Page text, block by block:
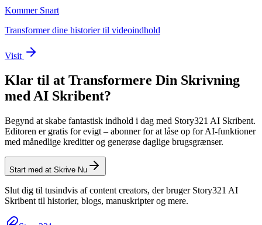
Kommer Snart
Transformer dine historier til videoindhold
Visit
Klar til at Transformere Din Skrivning
med AI Skribent?
Begynd at skabe fantastisk indhold i dag med Story321 AI Skribent.
Editoren er gratis for evigt – abonner for at låse op for AI-funktioner
med månedlige kreditter og generøse daglige brugsgrænser.
Start med at Skrive Nu
Slut dig til tusindvis af content creators, der bruger Story321 AI
Skribent til historier, blogs, manuskripter og mere.